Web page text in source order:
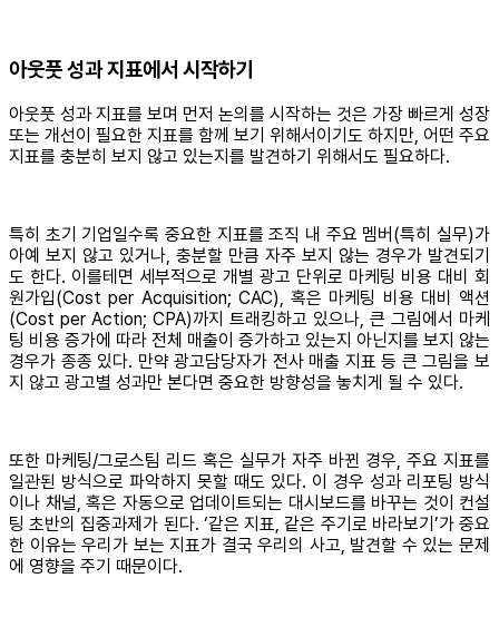
아웃풋 성과 지표에서 시작하기
아웃풋 성과 지표를 보며 먼저 논의를 시작하는 것은 가장 빠르게 성장
또는 개선이 필요한 지표를 함께 보기 위해서이기도 하지만, 어떤 주요
지표를 충분히 보지 않고 있는지를 발견하기 위해서도 필요하다.
특히 초기 기업일수록 중요한 지표를 조직 내 주요 멤버(특히 실무)가
아예 보지 않고 있거나, 충분할 만큼 자주 보지 않는 경우가 발견되기
도 한다. 이를테면 세부적으로 개별 광고 단위로 마케팅 비용 대비 회
원가입(Cost per Acquisition; CAC), 혹은 마케팅 비용 대비 액션
(Cost per Action; CPA)까지 트래킹하고 있으나, 큰 그림에서 마케
팅 비용 증가에 따라 전체 매출이 증가하고 있는지 아닌지를 보지 않는
경우가 종종 있다. 만약 광고담당자가 전사 매출 지표 등 큰 그림을 보
지 않고 광고별 성과만 본다면 중요한 방향성을 놓치게 될 수 있다.
또한 마케팅/그로스팀 리드 혹은 실무가 자주 바뀐 경우, 주요 지표를
일관된 방식으로 파악하지 못할 때도 있다. 이 경우 성과 리포팅 방식
이나 채널, 혹은 자동으로 업데이트되는 대시보드를 바꾸는 것이 컨설
팅 초반의 집중과제가 된다. ‘같은 지표, 같은 주기로 바라보기’가 중요
한 이유는 우리가 보는 지표가 결국 우리의 사고, 발견할 수 있는 문제
에 영향을 주기 때문이다.